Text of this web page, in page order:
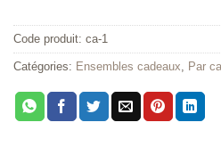
Code produit: ca-1
Catégories: Ensembles cadeaux, Par